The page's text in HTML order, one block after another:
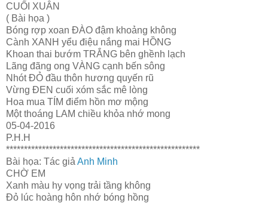
CUỐI XUÂN
( Bài họa )
Bóng rợp xoan ĐÀO đậm khoảng không
Cành XANH yểu điệu nắng mai HỒNG
Khoan thai bướm TRẮNG bên ghềnh lạch
Lãng đãng ong VÀNG cạnh bến sông
Nhót ĐỎ đầu thôn hương quyến rũ
Vừng ĐEN cuối xóm sắc mê lòng
Hoa mua TÍM điểm hồn mơ mộng
Một thoáng LAM chiều khỏa nhớ mong
05-04-2016
P.H.H
******************************************************
Bài họa: Tác giả Anh Minh
CHỜ EM
Xanh màu hy vọng trải tầng không
Đỏ lúc hoàng hôn nhớ bóng hồng